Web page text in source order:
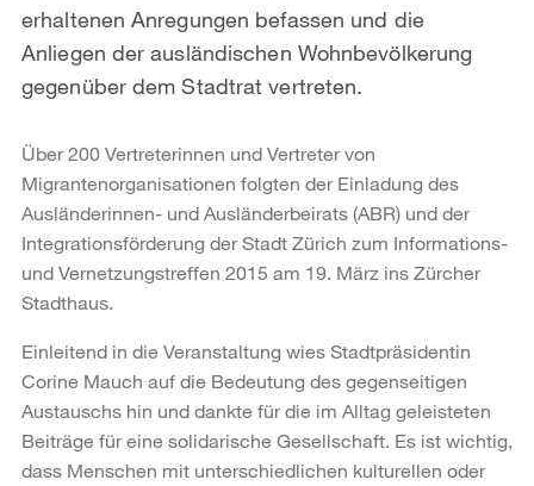
erhaltenen Anregungen befassen und die
Anliegen der ausländischen Wohnbevölkerung
gegenüber dem Stadtrat vertreten.
Über 200 Vertreterinnen und Vertreter von
Migrantenorganisationen folgten der Einladung des
Ausländerinnen- und Ausländerbeirats (ABR) und der
Integrationsförderung der Stadt Zürich zum Informations-
und Vernetzungstreffen 2015 am 19. März ins Zürcher
Stadthaus.
Einleitend in die Veranstaltung wies Stadtpräsidentin
Corine Mauch auf die Bedeutung des gegenseitigen
Austauschs hin und dankte für die im Alltag geleisteten
Beiträge für eine solidarische Gesellschaft. Es ist wichtig,
dass Menschen mit unterschiedlichen kulturellen oder